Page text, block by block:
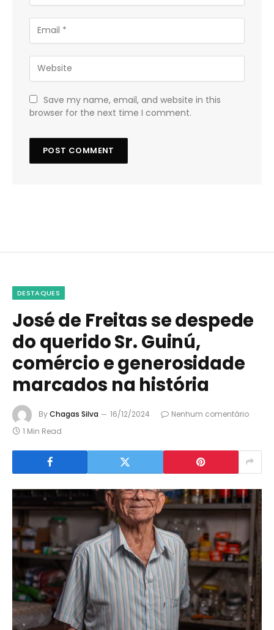
Save my name, email, and website in this
browser for the next time I comment.
DESTAQUES
José de Freitas se despede
do querido Sr. Guinú,
comércio e generosidade
marcados na história
ByChagas Silva 16/12/2024
Nenhum comentário
1 Min Read